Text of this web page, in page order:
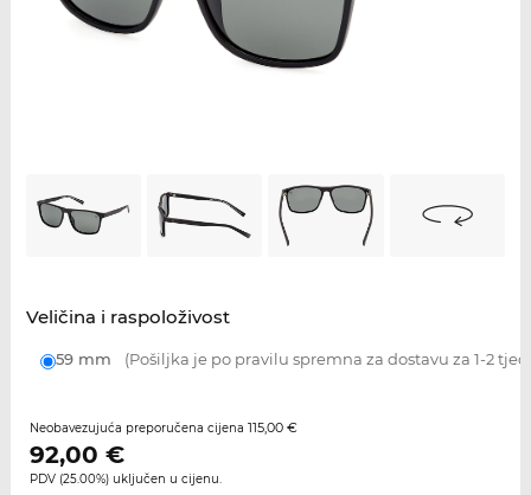
Veličina i raspoloživost
59 mm (Pošiljka je po pravilu spremna za dostavu za 1-2
Neobavezujuća preporučena cijena 115,00 €
92,00 €
PDV (25.00%) uključen u cijenu.